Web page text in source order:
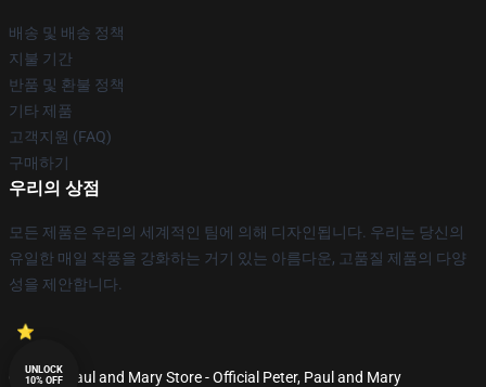
배송 및 배송 정책
지불 기간
반품 및 환불 정책
기타 제품
고객지원 (FAQ)
구매하기
우리의 상점
모든 제품은 우리의 세계적인 팀에 의해 디자인됩니다. 우리는 당신의
유일한 매일 작풍을 강화하는 거기 있는 아름다운, 고품질 제품의 다양
성을 제안합니다.
© Peter, Paul and Mary Store - Official Peter, Paul and Mary
UNLOCK
10% OFF